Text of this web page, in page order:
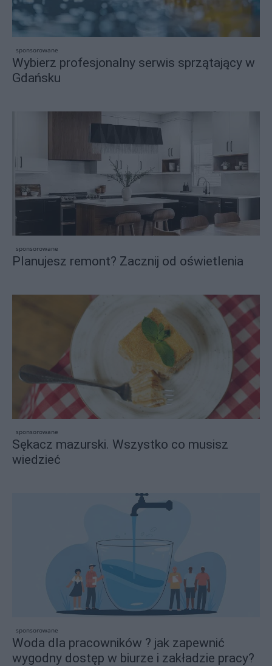
sponsorowane
Wybierz profesjonalny serwis sprzątający w
Gdańsku
sponsorowane
Planujesz remont? Zacznij od oświetlenia
sponsorowane
Sękacz mazurski. Wszystko co musisz
wiedzieć
sponsorowane
Woda dla pracowników ? jak zapewnić
wygodny dostęp w biurze i zakładzie pracy?